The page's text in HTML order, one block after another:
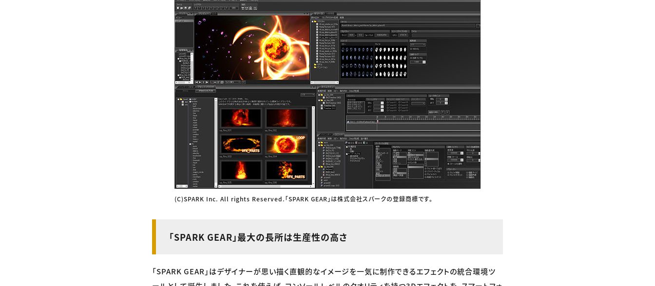
(C)SPARK Inc. All rights Reserved.「SPARK GEAR」は株式会社スパークの登録商標です。
「SPARK GEAR」最大の長所は生産性の高さ
「SPARK GEAR」はデザイナーが思い描く直観的なイメージを一気に制作できるエフェクトの統合環境ツ